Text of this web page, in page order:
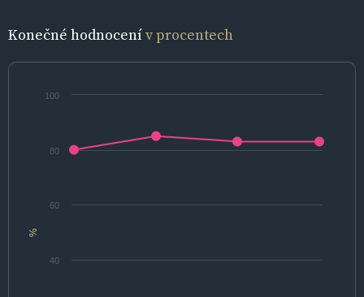
Konečné hodnocenív procentech
%
40
60
80
100